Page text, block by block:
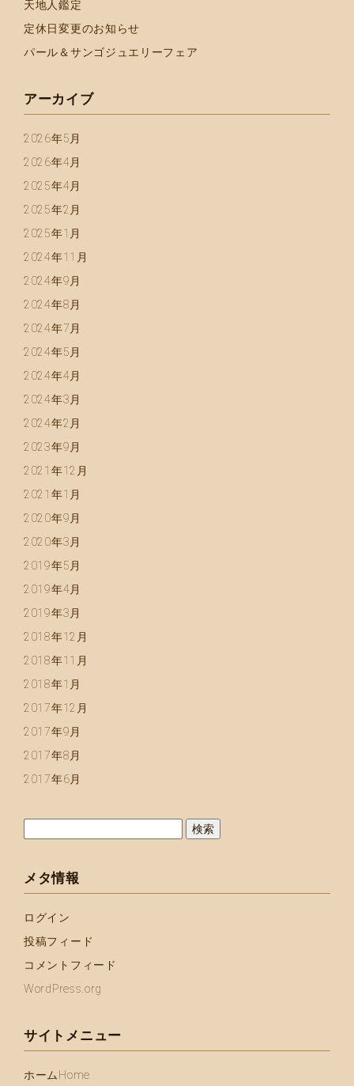
天地人鑑定
定休日変更のお知らせ
パール＆サンゴジュエリーフェア
アーカイブ
2026年5月
2026年4月
2025年4月
2025年2月
2025年1月
2024年11月
2024年9月
2024年8月
2024年7月
2024年5月
2024年4月
2024年3月
2024年2月
2023年9月
2021年12月
2021年1月
2020年9月
2020年3月
2019年5月
2019年4月
2019年3月
2018年12月
2018年11月
2018年1月
2017年12月
2017年9月
2017年8月
2017年6月
索:
メタ情報
ログイン
投稿フィード
コメントフィード
WordPress.org
サイトメニュー
ホーム Home